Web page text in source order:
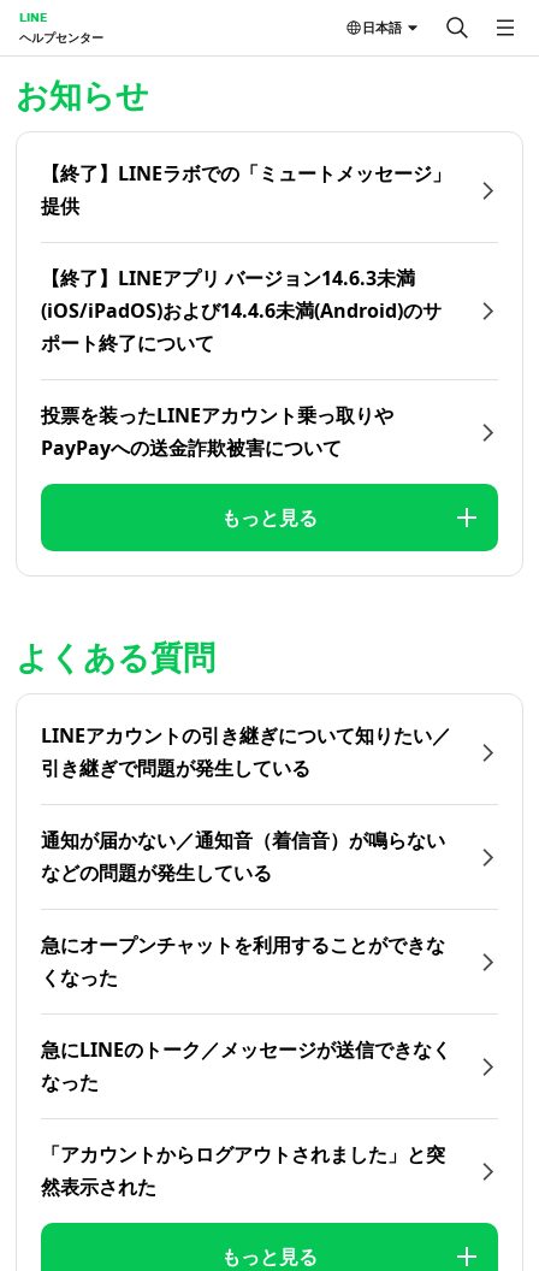
LINE
ヘルプセンター
日本語
お知らせ
【終了】LINEラボでの「ミュートメッセージ」
提供
【終了】LINEアプリ バージョン14.6.3未満
(iOS/iPadOS)および14.4.6未満(Android)のサ
ポート終了について
投票を装ったLINEアカウント乗っ取りや
PayPayへの送金詐欺被害について
もっと見る
よくある質問
LINEアカウントの引き継ぎについて知りたい／
引き継ぎで問題が発生している
通知が届かない／通知音（着信音）が鳴らない
などの問題が発生している
急にオープンチャットを利用することができな
くなった
急にLINEのトーク／メッセージが送信できなく
なった
「アカウントからログアウトされました」と突
然表示された
もっと見る